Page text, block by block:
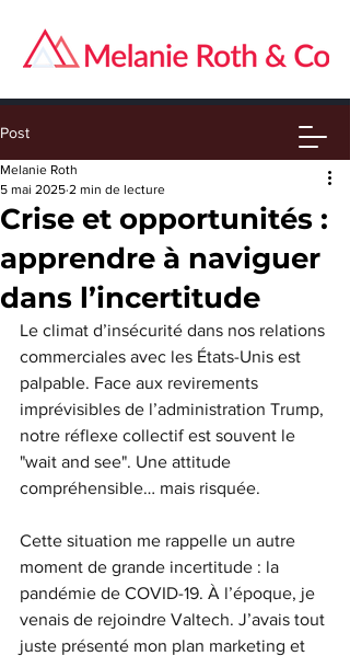
Post
Crise et opportunités :
apprendre à naviguer
dans l’incertitude
Melanie Roth
5 mai 2025 2 min de lecture
Le climat d’insécurité dans nos relations
commerciales avec les États-Unis est
palpable. Face aux revirements
imprévisibles de l’administration Trump,
notre réflexe collectif est souvent le
"wait and see". Une attitude
compréhensible… mais risquée.
Cette situation me rappelle un autre
moment de grande incertitude : la
pandémie de COVID-19. À l’époque, je
venais de rejoindre Valtech. J’avais tout
juste présenté mon plan marketing et